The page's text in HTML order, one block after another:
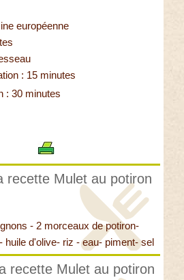
européenne
: 15 minutes
: 30 minutes
recette Mulet au potiron
- 2 morceaux de potiron-
huile d'olive- riz - eau- piment- sel
recette Mulet au potiron